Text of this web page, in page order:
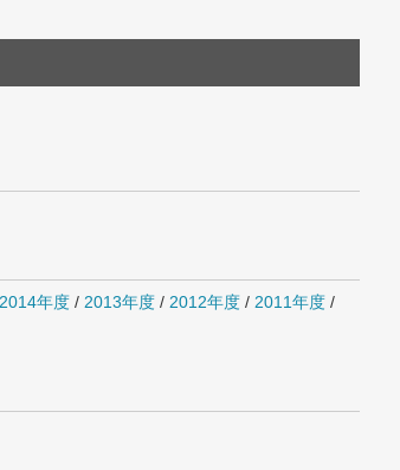
2014年度 / 2013年度 / 2012年度 / 2011年度 /